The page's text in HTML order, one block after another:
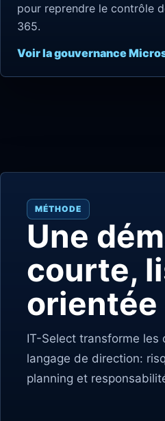
pour reprendre le contrôle
365.
Voir la gouvernance
MÉTHODE
Une
courte,
IT-Select transforme les
langage de direction:
planning et